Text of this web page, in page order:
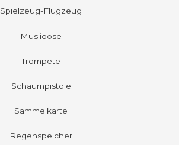
Spielzeug-Flugzeug
Müslidose
Trompete
Schaumpistole
Sammelkarte
Regenspeicher